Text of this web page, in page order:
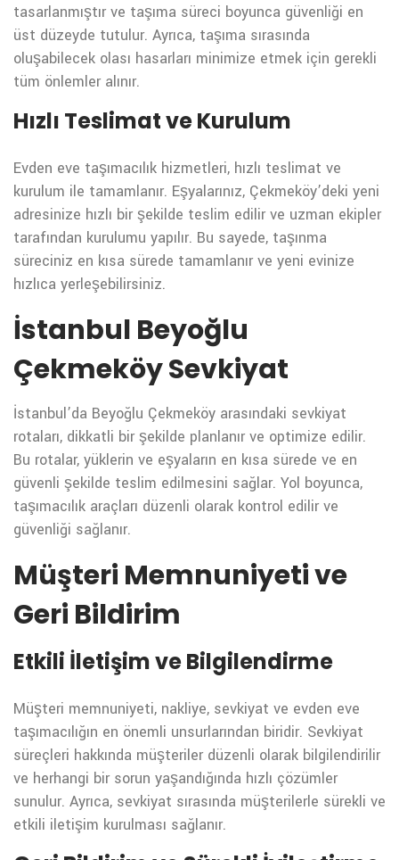
tasarlanmıştır ve taşıma süreci boyunca güvenliği en
üst düzeyde tutulur. Ayrıca, taşıma sırasında
oluşabilecek olası hasarları minimize etmek için gerekli
tüm önlemler alınır.
Hızlı Teslimat ve Kurulum
Evden eve taşımacılık hizmetleri, hızlı teslimat ve
kurulum ile tamamlanır. Eşyalarınız, Çekmeköy’deki yeni
adresinize hızlı bir şekilde teslim edilir ve uzman ekipler
tarafından kurulumu yapılır. Bu sayede, taşınma
süreciniz en kısa sürede tamamlanır ve yeni evinize
hızlıca yerleşebilirsiniz.
İstanbul Beyoğlu
Çekmeköy Sevkiyat
İstanbul’da Beyoğlu Çekmeköy arasındaki sevkiyat
rotaları, dikkatli bir şekilde planlanır ve optimize edilir.
Bu rotalar, yüklerin ve eşyaların en kısa sürede ve en
güvenli şekilde teslim edilmesini sağlar. Yol boyunca,
taşımacılık araçları düzenli olarak kontrol edilir ve
güvenliği sağlanır.
Müşteri Memnuniyeti ve
Geri Bildirim
Etkili İletişim ve Bilgilendirme
Müşteri memnuniyeti, nakliye, sevkiyat ve evden eve
taşımacılığın en önemli unsurlarından biridir. Sevkiyat
süreçleri hakkında müşteriler düzenli olarak bilgilendirilir
ve herhangi bir sorun yaşandığında hızlı çözümler
sunulur. Ayrıca, sevkiyat sırasında müşterilerle sürekli ve
etkili iletişim kurulması sağlanır.